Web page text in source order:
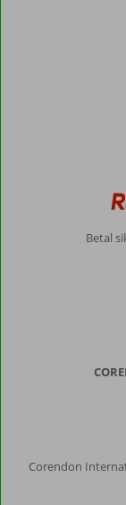
Betal
Corendon